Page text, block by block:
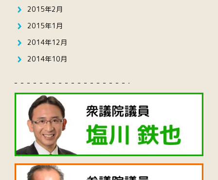
2015年2月
2015年1月
2014年12月
2014年10月